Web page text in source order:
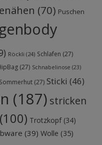
(70) Puschen
Röckli (24) Schlafen (27)
(27) Schnabelinose (23)
Sommerhut (27) Sticki (46)
(187) stricken
(100) Trotzkopf(34)
(39) Wolle (35)